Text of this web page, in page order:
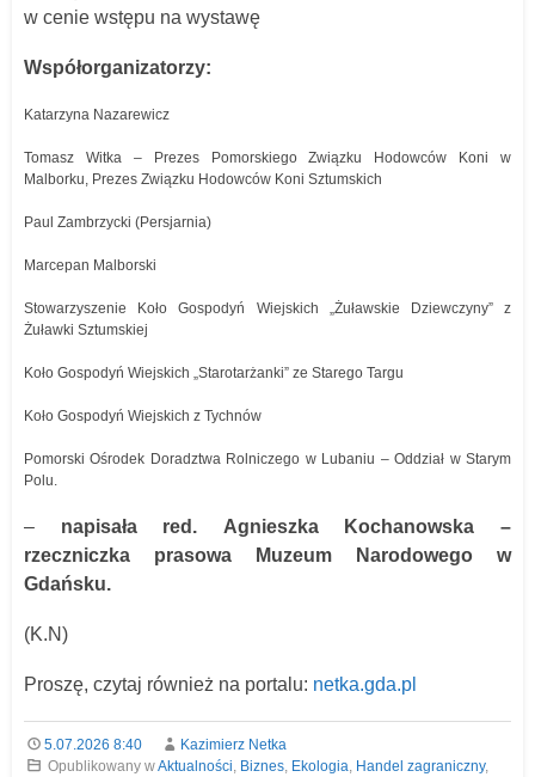
w cenie wstępu na wystawę
Współorganizatorzy:
Katarzyna Nazarewicz
Tomasz Witka – Prezes Pomorskiego Związku Hodowców Koni w
Malborku, Prezes Związku Hodowców Koni Sztumskich
Paul Zambrzycki (Persjarnia)
Marcepan Malborski
Stowarzyszenie Koło Gospodyń Wiejskich „Żuławskie Dziewczyny” z
Żuławki Sztumskiej
Koło Gospodyń Wiejskich „Starotarżanki” ze Starego Targu
Koło Gospodyń Wiejskich z Tychnów
Pomorski Ośrodek Doradztwa Rolniczego w Lubaniu – Oddział w Starym
Polu.
– napisała red. Agnieszka Kochanowska –
rzeczniczka prasowa Muzeum Narodowego w
Gdańsku.
(K.N)
Proszę, czytaj również na portalu: netka.gda.pl
5.07.2026 8:40
Kazimierz Netka
Opublikowany wAktualności, Biznes, Ekologia, Handel zagraniczny,